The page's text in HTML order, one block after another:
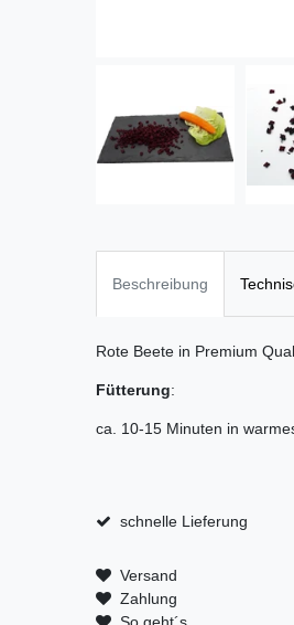
Beschreibung
Rote Beete in Premium
Fütterung:
ca. 10-15 Minuten in
schnelle Lieferung
Versand
Zahlung
So geht´s